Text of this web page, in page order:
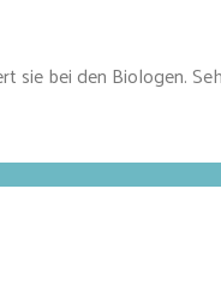
sie bei den Biologen.